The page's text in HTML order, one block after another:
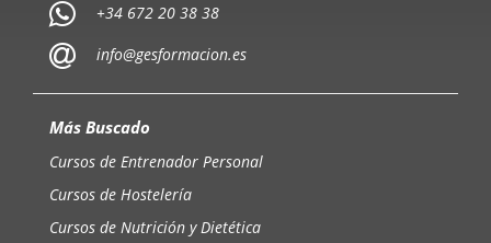
+34 672 20 38 38
info@gesformacion.es
Más Buscado
Cursos de Entrenador Personal
Cursos de Hostelería
Cursos de Nutrición y Dietética